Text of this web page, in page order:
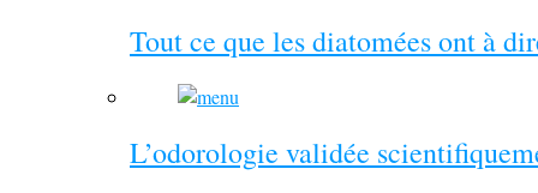
Tout ce que les diatomées ont à
L’odorologie validée